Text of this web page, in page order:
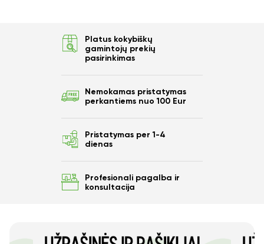
Platus kokybiškų
gamintojų prekių
pasirinkimas
Nemokamas pristatymas
perkantiems nuo 100 Eur
Pristatymas per 1-4
dienas
Profesionali pagalba ir
konsultacija
10%
nuo savo užsakymo?
Taip